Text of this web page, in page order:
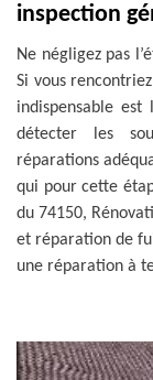
inspection
Ne négligez pas
Si vous
indispensable est
détecter les
réparations
qui pour cette
du 74150,
et réparation de
une réparation à